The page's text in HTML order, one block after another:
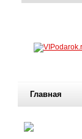
Главная